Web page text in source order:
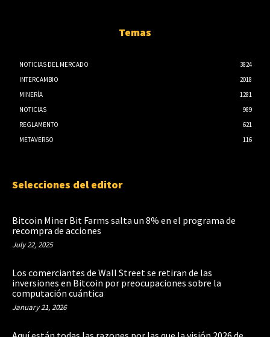
Temas
NOTICIAS DEL MERCADO
3824
INTERCAMBIO
2018
MINERÍA
1281
NOTICIAS
989
REGLAMENTO
621
METAVERSO
116
Selecciones del editor
Bitcoin Miner Bit Farms salta un 8% en el programa de
recompra de acciones
July 22, 2025
Los comerciantes de Wall Street se retiran de las
inversiones en Bitcoin por preocupaciones sobre la
computación cuántica
January 21, 2026